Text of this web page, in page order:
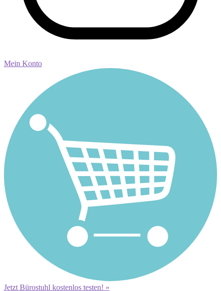
Mein Konto
Jetzt Bürostuhl kostenlos testen! »